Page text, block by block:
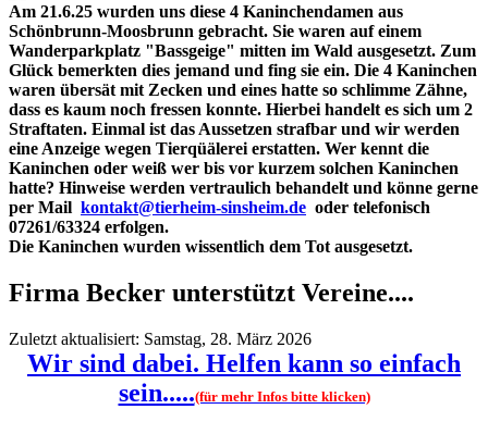
Am 21.6.25 wurden uns diese 4 Kaninchendamen aus
Schönbrunn-Moosbrunn gebracht. Sie waren auf einem
Wanderparkplatz "Bassgeige" mitten im Wald ausgesetzt. Zum
Glück bemerkten dies jemand und fing sie ein. Die 4 Kaninchen
waren übersät mit Zecken und eines hatte so schlimme Zähne,
dass es kaum noch fressen konnte. Hierbei handelt es sich um 2
Straftaten. Einmal ist das Aussetzen strafbar und wir werden
eine Anzeige wegen Tierqüälerei erstatten. Wer kennt die
Kaninchen oder weiß wer bis vor kurzem solchen Kaninchen
hatte? Hinweise werden vertraulich behandelt und könne gerne
per Mail kontakt@tierheim-sinsheim.de oder telefonisch
07261/63324 erfolgen.
Die Kaninchen wurden wissentlich dem Tot ausgesetzt.
Firma Becker unterstützt Vereine....
Zuletzt aktualisiert: Samstag, 28. März 2026
Wir sind dabei. Helfen kann so einfach
sein.....(für mehr Infos bitte klicken)